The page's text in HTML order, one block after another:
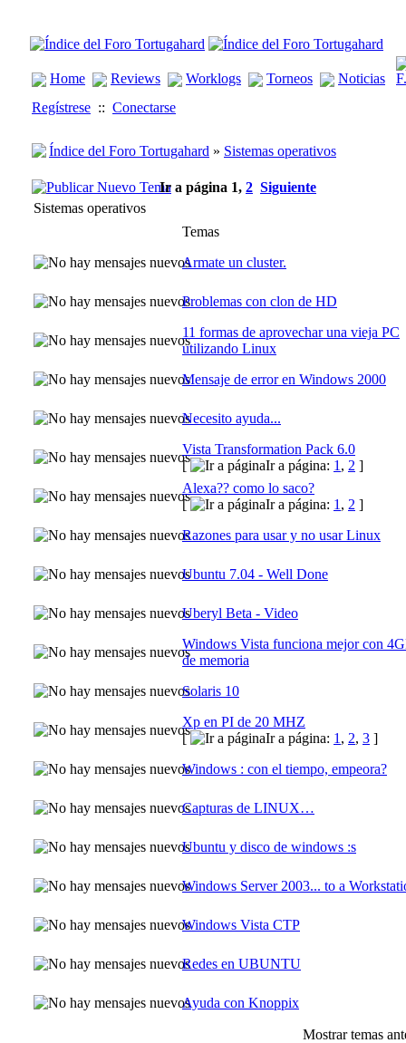
Home Reviews Worklogs Torneos
Noticias
Regístrese :: Conectarse
Índice del Foro Tortugahard » Sistemas operativos
Ir a página 1, 2 Siguiente
Sistemas operativos
Temas
Armate un cluster.
Problemas con clon de HD
11 formas de aprovechar una vieja PC
utilizando Linux
Mensaje de error en Windows 2000
Necesito ayuda...
Vista Transformation Pack 6.0
[
Ir a página: 1 , 2 ]
Alexa?? como lo saco?
[
Ir a página: 1 , 2 ]
Razones para usar y no usar Linux
Ubuntu 7.04 - Well Done
Uberyl Beta - Video
Windows Vista funciona mejor con
de memoria
Solaris 10
Xp en PI de 20 MHZ
[
Ir a página: 1 , 2, 3 ]
Windows : con el tiempo, empeora?
Capturas de LINUX…
Ubuntu y disco de windows :s
Windows Server 2003... to a
Windows Vista CTP
Redes en UBUNTU
Ayuda con Knoppix
Mostrar temas